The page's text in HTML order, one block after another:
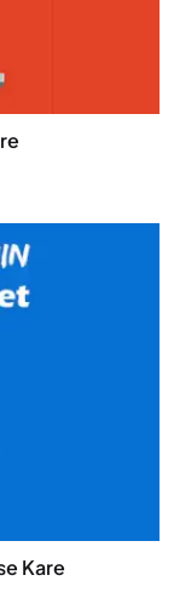
Kare